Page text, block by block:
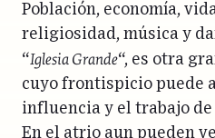
Población, economía,
religiosidad, música y
“Iglesia Grande“, es otra
cuyo frontispicio puede
influencia y el trabajo
En el atrio aun pueden